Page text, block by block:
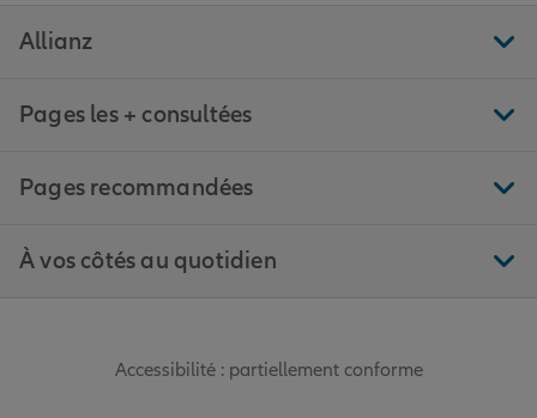
Allianz
Pages les + consultées
Pages recommandées
À vos côtés au quotidien
Accessibilité : partiellement conforme